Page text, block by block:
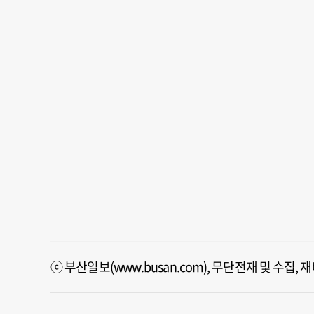
ⓒ 부산일보(www.busan.com), 무단전재 및 수집,